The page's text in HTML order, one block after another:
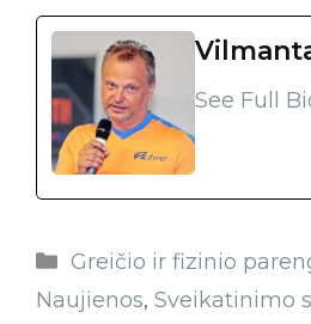
See Full
Greičio ir fizinio
Naujienos, Sveikatinimo